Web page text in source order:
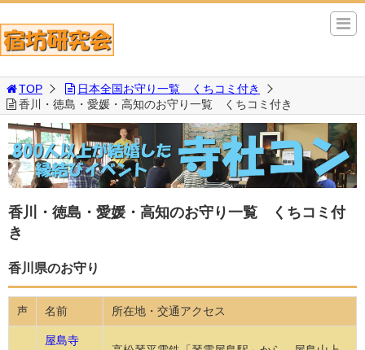
TOP
日本全国お守り一覧 くちコミ付き
香川・徳島・愛媛・高知のお守り一覧 くちコミ付き
香川・徳島・愛媛・高知のお守り一覧 くちコミ付
き
香川県のお守り
声 名前 所在地・交通アクセス
屋島寺